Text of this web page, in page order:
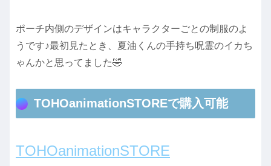
ポーチ内側のデザインはキャラクターごとの制服のよ
うです♪最初見たとき、夏油くんの手持ち呪霊のイカち
ゃんかと思ってました🤣
TOHOanimationSTOREで購入可能
TOHOanimationSTORE